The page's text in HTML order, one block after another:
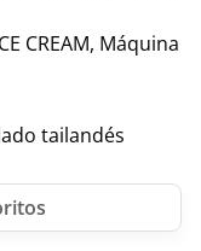
tailandés